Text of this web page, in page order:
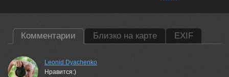
Комментарии Близко на карте EXIF
Leonid Dyachenko
Нравится:)